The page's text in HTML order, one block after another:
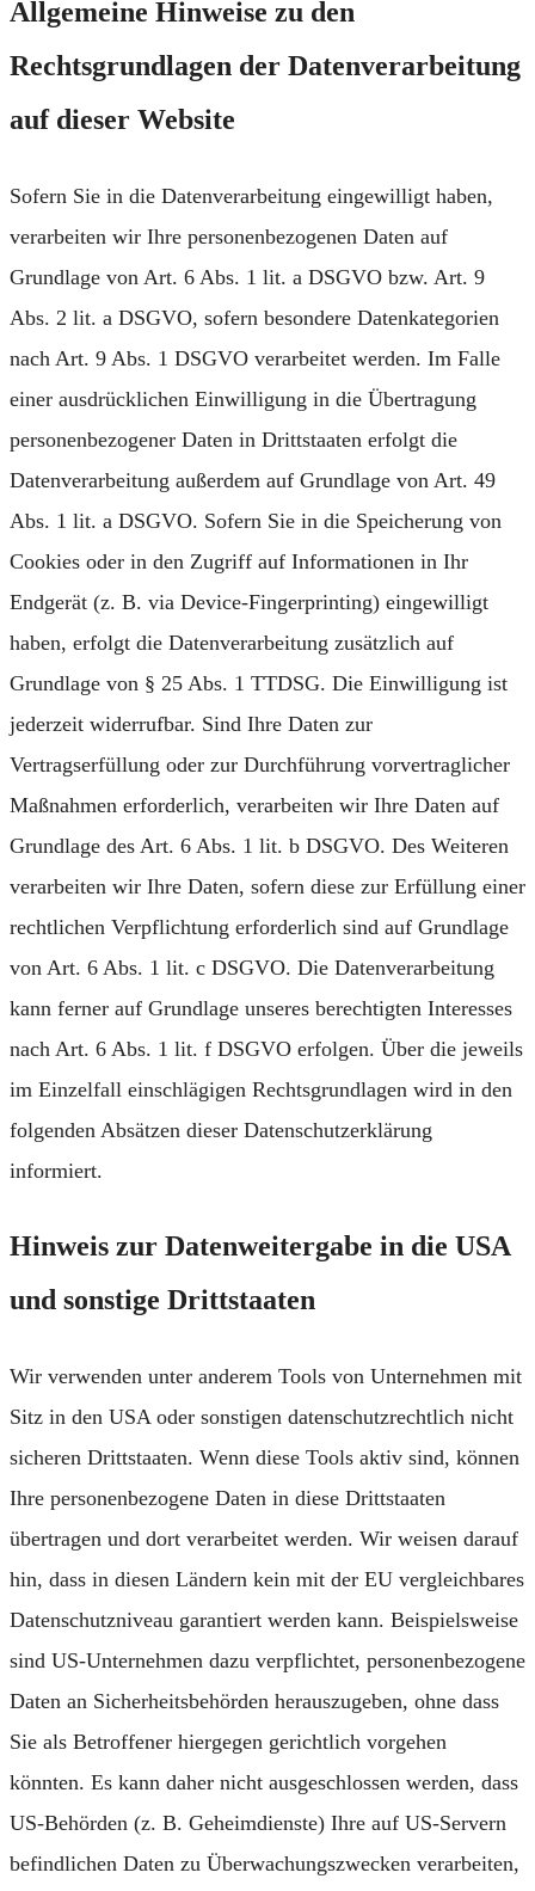
Allgemeine Hinweise zu den
Rechtsgrundlagen der Datenverarbeitung
auf dieser Website
Sofern Sie in die Datenverarbeitung eingewilligt haben,
verarbeiten wir Ihre personenbezogenen Daten auf
Grundlage von Art. 6 Abs. 1 lit. a DSGVO bzw. Art. 9
Abs. 2 lit. a DSGVO, sofern besondere Datenkategorien
nach Art. 9 Abs. 1 DSGVO verarbeitet werden. Im Falle
einer ausdrücklichen Einwilligung in die Übertragung
personenbezogener Daten in Drittstaaten erfolgt die
Datenverarbeitung außerdem auf Grundlage von Art. 49
Abs. 1 lit. a DSGVO. Sofern Sie in die Speicherung von
Cookies oder in den Zugriff auf Informationen in Ihr
Endgerät (z. B. via Device-Fingerprinting) eingewilligt
haben, erfolgt die Datenverarbeitung zusätzlich auf
Grundlage von § 25 Abs. 1 TTDSG. Die Einwilligung ist
jederzeit widerrufbar. Sind Ihre Daten zur
Vertragserfüllung oder zur Durchführung vorvertraglicher
Maßnahmen erforderlich, verarbeiten wir Ihre Daten auf
Grundlage des Art. 6 Abs. 1 lit. b DSGVO. Des Weiteren
verarbeiten wir Ihre Daten, sofern diese zur Erfüllung einer
rechtlichen Verpflichtung erforderlich sind auf Grundlage
von Art. 6 Abs. 1 lit. c DSGVO. Die Datenverarbeitung
kann ferner auf Grundlage unseres berechtigten Interesses
nach Art. 6 Abs. 1 lit. f DSGVO erfolgen. Über die jeweils
im Einzelfall einschlägigen Rechtsgrundlagen wird in den
folgenden Absätzen dieser Datenschutzerklärung
informiert.
Hinweis zur Datenweitergabe in die USA
und sonstige Drittstaaten
Wir verwenden unter anderem Tools von Unternehmen mit
Sitz in den USA oder sonstigen datenschutzrechtlich nicht
sicheren Drittstaaten. Wenn diese Tools aktiv sind, können
Ihre personenbezogene Daten in diese Drittstaaten
übertragen und dort verarbeitet werden. Wir weisen darauf
hin, dass in diesen Ländern kein mit der EU vergleichbares
Datenschutzniveau garantiert werden kann. Beispielsweise
sind US-Unternehmen dazu verpflichtet, personenbezogene
Daten an Sicherheitsbehörden herauszugeben, ohne dass
Sie als Betroffener hiergegen gerichtlich vorgehen
könnten. Es kann daher nicht ausgeschlossen werden, dass
US-Behörden (z. B. Geheimdienste) Ihre auf US-Servern
befindlichen Daten zu Überwachungszwecken verarbeiten,